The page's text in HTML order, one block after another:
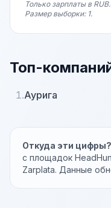
Только зарплаты в
Размер выборки: 1.
Топ-
1.Аурига
Откуда эти цифры?
с площадок
Zarplata. Данные